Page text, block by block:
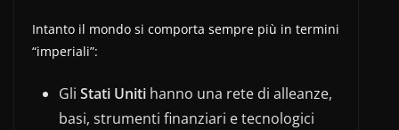
Intanto il mondo si comporta sempre più in termini
“imperiali”:
Gli Stati Uniti hanno una rete di alleanze,
basi, strumenti finanziari e tecnologici